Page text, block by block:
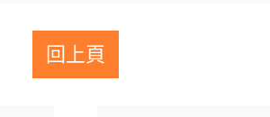
回上頁